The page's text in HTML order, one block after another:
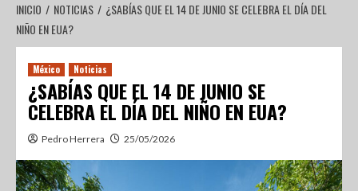
INICIO NOTICIAS
¿SABÍAS QUE EL 14 DE JUNIO SE CELEBRA EL DÍA DEL
NIÑO EN EUA?
México Noticias
¿SABÍAS QUE EL 14 DE JUNIO SE
CELEBRA EL DÍA DEL NIÑO EN EUA?
Pedro Herrera 25/05/2026